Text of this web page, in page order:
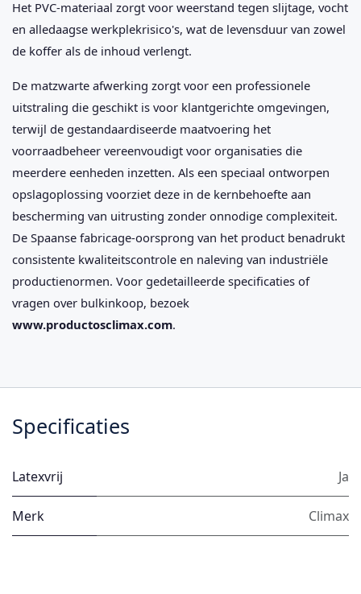
Het PVC-materiaal zorgt voor weerstand tegen slijtage, vocht
en alledaagse werkplekrisico's, wat de levensduur van zowel
de koffer als de inhoud verlengt.
De matzwarte afwerking zorgt voor een professionele
uitstraling die geschikt is voor klantgerichte omgevingen,
terwijl de gestandaardiseerde maatvoering het
voorraadbeheer vereenvoudigt voor organisaties die
meerdere eenheden inzetten. Als een speciaal ontworpen
opslagoplossing voorziet deze in de kernbehoefte aan
bescherming van uitrusting zonder onnodige complexiteit.
De Spaanse fabricage-oorsprong van het product benadrukt
consistente kwaliteitscontrole en naleving van industriële
productienormen. Voor gedetailleerde specificaties of
vragen over bulkinkoop, bezoek
www.productosclimax.com.
Specificaties
Latexvrij Ja
Merk Climax